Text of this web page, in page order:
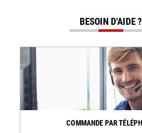
BESOIN D'AIDE ?
COMMANDE PAR